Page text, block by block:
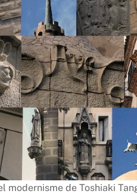
modernisme de Toshiaki